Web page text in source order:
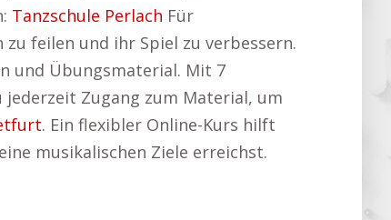
Tanzschule Perlach Für
feilen und ihr Spiel zu verbessern.
und Übungsmaterial. Mit 7
Zugang zum Material, um
. Ein flexibler Online-Kurs hilft
musikalischen Ziele erreichst.